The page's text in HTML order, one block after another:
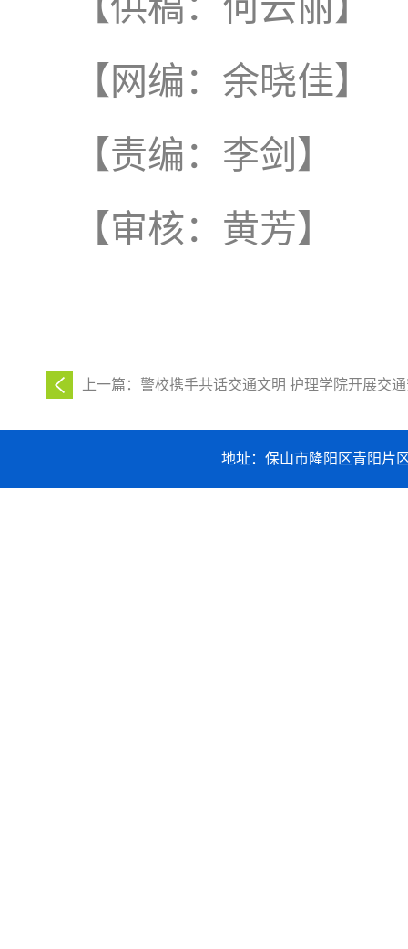
【网编：余晓佳】
【责编：李剑】
【审核：黄芳】
上一篇：警校携手共话交通文明 护理学院开展交
地址：保山市隆阳区青阳片